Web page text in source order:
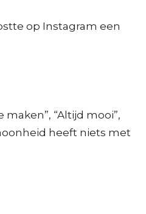
op Instagram een
“Altijd mooi”,
heeft niets met